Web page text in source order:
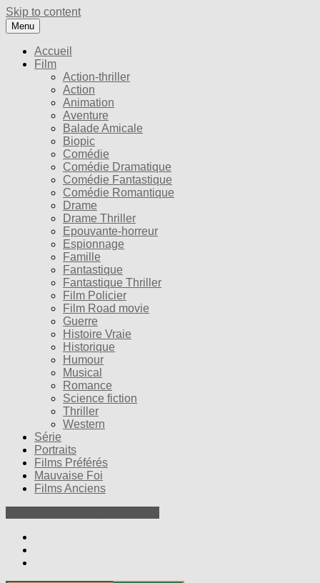
Skip to content
Menu
Accueil
Film
Action-thriller
Action
Animation
Aventure
Balade Amicale
Biopic
Comédie
Comédie Dramatique
Comédie Fantastique
Comédie Romantique
Drame
Drame Thriller
Epouvante-horreur
Espionnage
Famille
Fantastique
Fantastique Thriller
Film Policier
Film Road movie
Guerre
Histoire Vraie
Historique
Humour
Musical
Romance
Science fiction
Thriller
Western
Série
Portraits
Films Préférés
Mauvaise Foi
Films Anciens